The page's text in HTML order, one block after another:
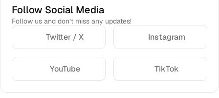
Follow Social Media
Follow us and don’t miss any updates!
Twitter / X Instagram
YouTube TikTok